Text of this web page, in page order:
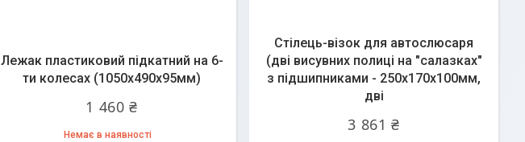
Лежак пластиковий підкатний на 6-
ти колесах (1050х490х95мм)
1 460 ₴
Немає в наявності
Стілець-візок для автослюсаря
(дві висувних полиці на "салазках"
з підшипниками - 250х170х100мм,
дві
3 861 ₴